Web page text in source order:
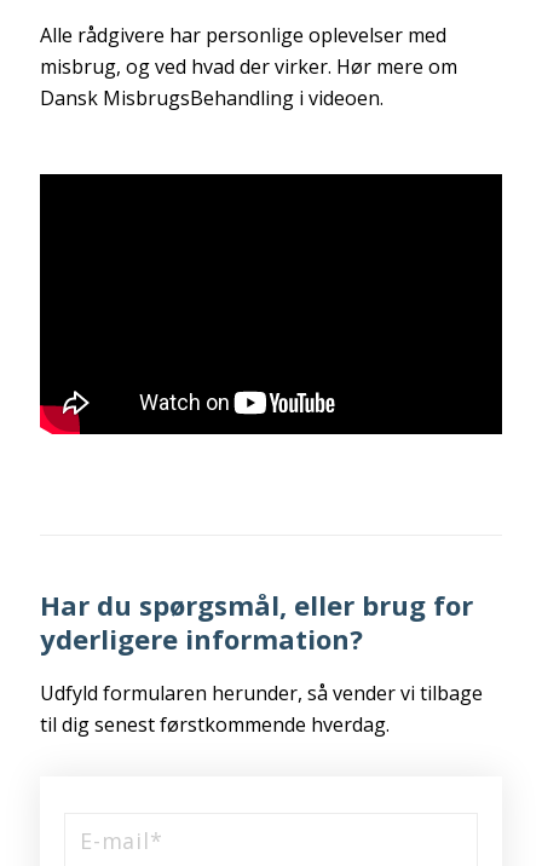
Alle rådgivere har personlige oplevelser med
misbrug, og ved hvad der virker. Hør mere om
Dansk MisbrugsBehandling i videoen.
Har du spørgsmål, eller brug for
yderligere information?
Udfyld formularen herunder, så vender vi tilbage
til dig senest førstkommende hverdag.